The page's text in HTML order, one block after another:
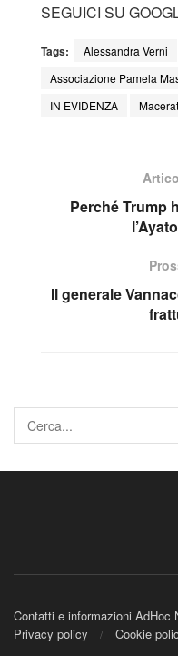
SEGUICI SU
Tags:
Alessandra Verni
Associazione Pamela
IN EVIDENZA
Perché Trump
Il generale
Contatti e informazioni AdHoc
Privacy policy
Cookie